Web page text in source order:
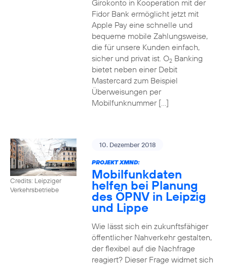
Girokonto in Kooperation mit der
Fidor Bank ermöglicht jetzt mit
Apple Pay eine schnelle und
bequeme mobile Zahlungsweise,
die für unsere Kunden einfach,
sicher und privat ist. O2Banking
bietet neben einer Debit
Mastercard zum Beispiel
Überweisungen per
Mobilfunknummer […]
Credits: Leipziger
Verkehrsbetriebe
10. Dezember 2018
PROJEKT XMND:
Mobilfunkdaten
helfen bei Planung
des ÖPNV in Leipzig
und Lippe
Wie lässt sich ein zukunftsfähiger
öffentlicher Nahverkehr gestalten,
der flexibel auf die Nachfrage
reagiert? Dieser Frage widmet sich